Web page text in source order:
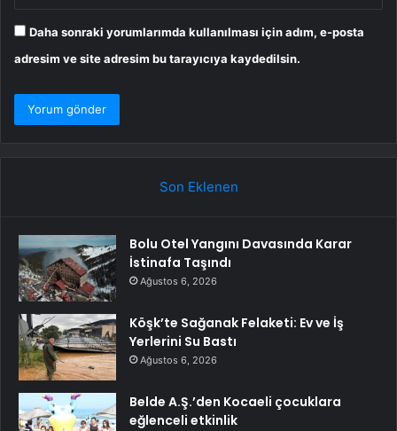
Daha sonraki yorumlarımda kullanılması için adım, e-posta
adresim ve site adresim bu tarayıcıya kaydedilsin.
Son Eklenen
Bolu Otel Yangını Davasında Karar
İstinafa Taşındı
Ağustos 6, 2026
Köşk’te Sağanak Felaketi: Ev ve İş
Yerlerini Su Bastı
Ağustos 6, 2026
Belde A.Ş.’den Kocaeli çocuklara
eğlenceli etkinlik